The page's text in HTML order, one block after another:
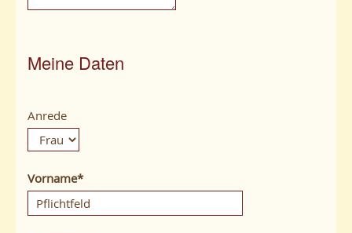
Meine Daten
Anrede
Vorname